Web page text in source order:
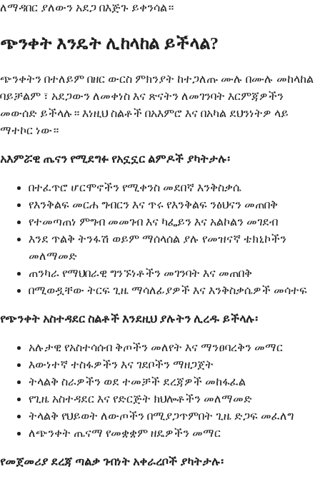
ለማዳበር ያለውን አደጋ በእጅጉ ይቀንሳል።
ጭንቀት እንዴት ሊከላከል ይችላል?
ጭንቀትን በተለይም በዘር ውርስ ምክንያት ከተጋለጡ ሙሉ በሙሉ መከላከል
ባይቻልም ፣ አደጋውን ለመቀነስ እና ጽናትን ለመገንባት እርምጃዎችን
መውሰድ ይችላሉ። እነዚህ ስልቶች በአእምሮ እና በአካል ደህንነትዎ ላይ
ማተኮር ነው።
አእምሯዊ ጤናን የሚደግፉ የአኗኗር ልምዶች ያካትታሉ፡
በተፈጥሮ ሆርሞኖችን የሚቀንስ መደበኛ እንቅስቃሴ
የእንቅልፍ መርሐ ግብርን እና ጥሩ የእንቅልፍ ንፅህናን መጠበቅ
የተመጣጠነ ምግብ መመገብ እና ካፌይን እና አልኮልን መገደብ
እንደ ጥልቅ ትንፋሽ ወይም ማሰላሰል ያሉ የመዝናኛ ቴክኒኮችን
መለማመድ
ጠንካራ የማህበራዊ ግንኙነቶችን መገንባት እና መጠበቅ
በሚወዷቸው ትርፍ ጊዜ ማሳለፊያዎች እና እንቅስቃሴዎች መሳተፍ
የጭንቀት አስተዳደር ስልቶች እንደዚህ ያሉትን ሊረዱ ይችላሉ፡
አሉታዊ የአስተሳሰብ ቅጦችን መለየት እና ማንፀባረቅን መማር
እውነተኛ ተስፋዎችን እና ገደቦችን ማዘጋጀት
ትላልቅ ስራዎችን ወደ ተመቻች ደረጃዎች መከፋፈል
የጊዜ አስተዳደር እና የድርጅት ክህሎቶችን መለማመድ
ትላልቅ የህይወት ለውጦችን በሚያጋጥምበት ጊዜ ድጋፍ መፈለግ
ለጭንቀት ጤናማ የመቋቋም ዘዴዎችን መማር
የመጀመሪያ ደረጃ ጣልቃ ገብነት አቀራረቦች ያካትታሉ፡